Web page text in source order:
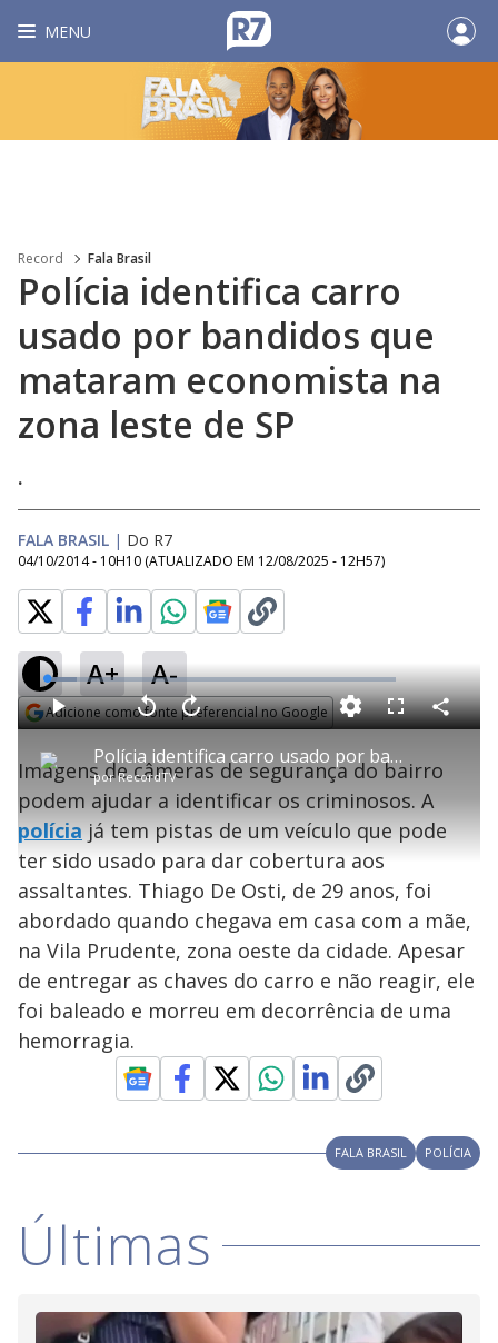
MENU
Record Fala Brasil
Polícia identifica carro
usado por bandidos que
mataram economista na
zona leste de SP
.
FALA BRASIL | Do R7
04/10/2014 - 10H10 (ATUALIZADO EM 12/08/2025 - 12H57)
A+ A-
Adicione como fonte preferencial no Google
P
l
a
y
V
i
d
e
o
Polícia identifica carro usado por bandidos que mataram economista na zona leste de SP
porRecordTV
P V
a
r
0
g
n
d
o
A
a
n
ç
a
r
1
s
e
u
n
o
s
M
u
d
o
L
o
a
d
e
.
5
3
%
F
l
s
c
e
n
C
o
a
r
a
Imagens de câmeras de segurança do bairro
podem ajudar a identificar os criminosos. A
políciajá tem pistas de um veículo que pode
ter sido usado para dar cobertura aos
assaltantes. Thiago De Osti, de 29 anos, foi
abordado quando chegava em casa com a mãe,
na Vila Prudente, zona oeste da cidade. Apesar
de entregar as chaves do carro e não reagir, ele
foi baleado e morreu em decorrência de uma
hemorragia.
FALA BRASIL POLÍCIA
Últimas